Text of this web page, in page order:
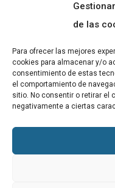
de las
Para ofrecer las mejores
cookies para almacenar y/o
consentimiento de estas
el comportamiento de
sitio. No consentir o retirar el
negativamente a ciertas
PUBLICACIONS
CONTACTE
Altres